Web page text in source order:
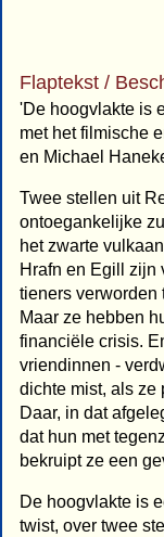
Flaptekst /
'De hoogvlakte is
met het filmische
en Michael
Twee stellen uit
ontoegankelijke
het zwarte
Hrafn en Egill zijn
tieners verworden
Maar ze hebben
financiële crisis.
vriendinnen -
dichte mist, als ze
Daar, in dat
dat hun met
bekruipt ze een
De hoogvlakte is
twist, over twee